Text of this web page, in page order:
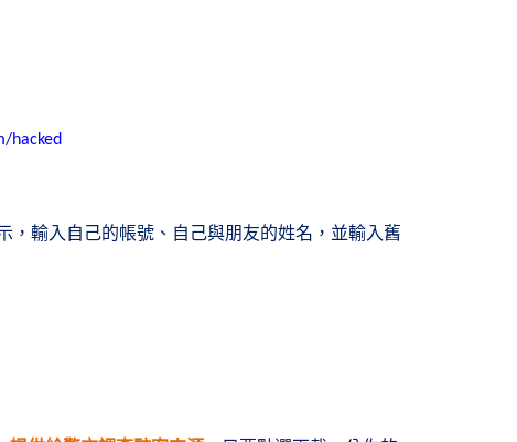
hacked
，輸入自己的帳號、自己與朋友的姓名，並輸入舊